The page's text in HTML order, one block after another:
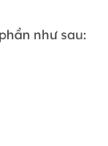
như sau: